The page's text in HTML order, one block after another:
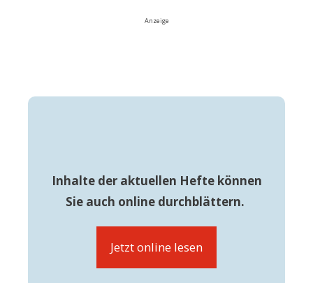
Anzeige
Inhalte der aktuellen Hefte können
Sie auch online durchblättern.
Jetzt online lesen